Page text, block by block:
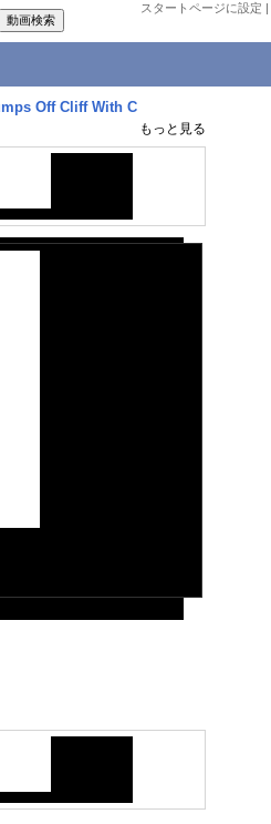
スタートページに設定 |
Off Cliff With C
もっと見る